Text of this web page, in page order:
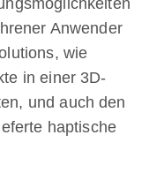
Anwender
wie
in einer 3D-
und auch den
haptische